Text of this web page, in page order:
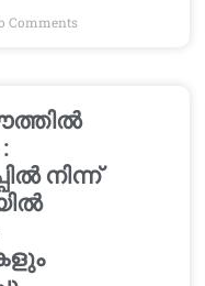
Comments
നിന്ന്